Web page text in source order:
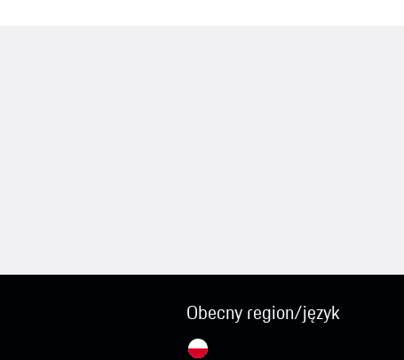
Obecny region/język